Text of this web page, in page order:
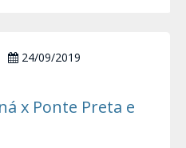
24/09/2019
x Ponte Preta e